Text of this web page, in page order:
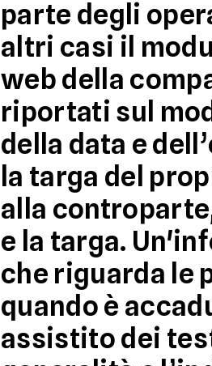
parte degli
altri casi il
web della
riportati sul
della data e
la targa del
alla
e la targa.
che riguarda le
quando è
assistito dei